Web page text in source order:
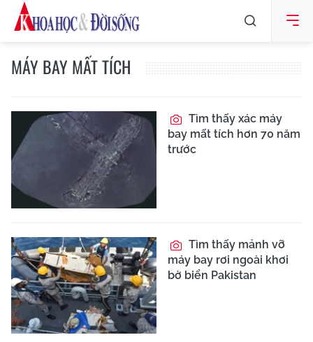
MÁY BAY MẤT TÍCH
Tìm thấy xác máy
bay mất tích hơn 70 năm
trước
Tìm thấy mảnh vỡ
máy bay rơi ngoài khơi
bờ biển Pakistan